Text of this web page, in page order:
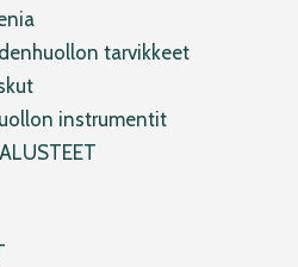
tarvikkeet
instrumentit